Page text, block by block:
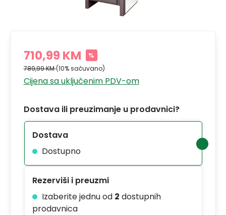
710,99 KM %
789,99 KM(10% sačuvano)
Cijena sa uključenim PDV-om
Dostava ili preuzimanje u prodavnici?
Dostava
Dostupno
Rezerviši i preuzmi
Izaberite jednu od 2 dostupnih
prodavnica